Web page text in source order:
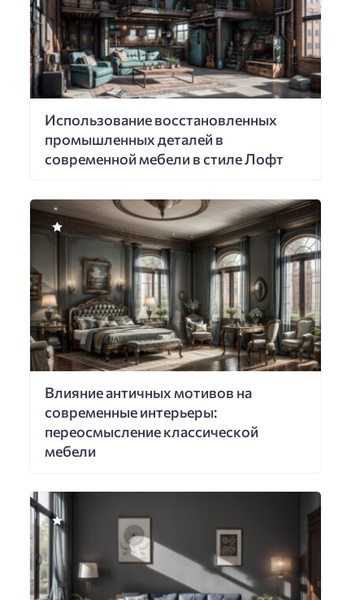
Использование восстановленных
промышленных деталей в
современной мебели в стиле Лофт
Влияние античных мотивов на
современные интерьеры:
переосмысление классической
мебели